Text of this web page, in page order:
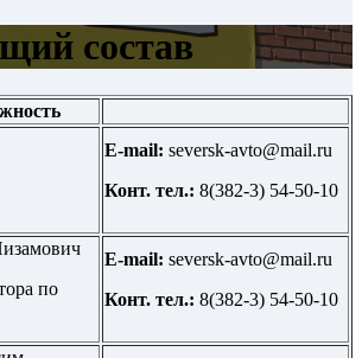
состав
E-mail: seversk-avto@mail.ru
Конт. тел.: 8(382-3) 54-50-10
по
E-mail: seversk-avto@mail.ru
Конт. тел.: 8(382-3) 54-50-10